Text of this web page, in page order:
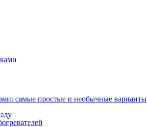
самые простые и необычные варианты